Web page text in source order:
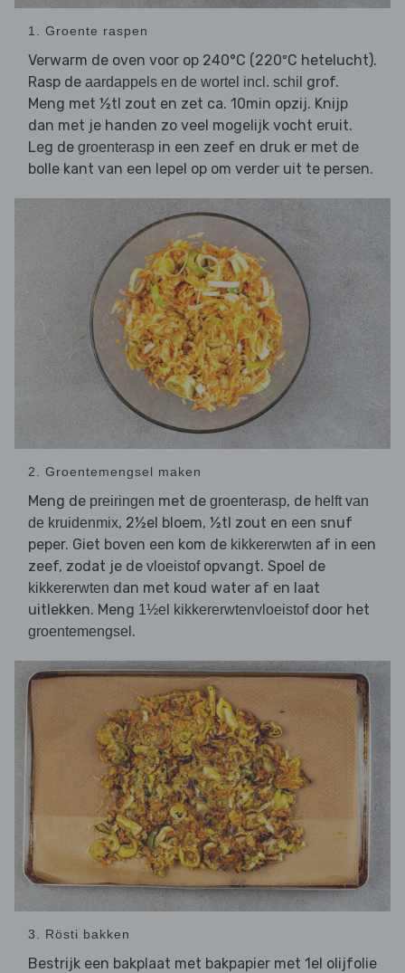
1. Groente raspen
Verwarm de oven voor op 240°C (220ºC hetelucht).
Rasp de aardappels en de wortel incl. schil grof.
Meng met ½tl zout en zet ca. 10min opzij. Knijp
dan met je handen zo veel mogelijk vocht eruit.
Leg de groenterasp in een zeef en druk er met de
bolle kant van een lepel op om verder uit te persen.
2. Groentemengsel maken
Meng de preiringen met de groenterasp, de helft van
de kruidenmix, 2½el bloem, ½tl zout en een snuf
peper. Giet boven een kom de kikkererwten af in een
zeef, zodat je de vloeistofopvangt. Spoel de
kikkererwten dan met koud water af en laat
uitlekken. Meng 1½el kikkererwtenvloeistofdoor het
groentemengsel .
3. Rösti bakken
Bestrijk een bakplaat met bakpapier met 1el olijfolie